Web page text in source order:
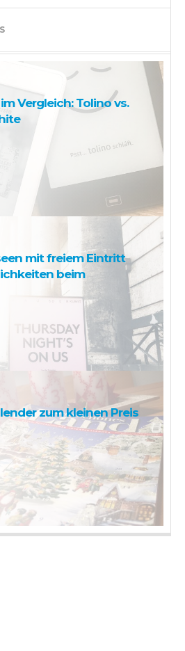
Vergleich: Tolino vs.
mit freiem Eintritt
beim
zum kleinen Preis